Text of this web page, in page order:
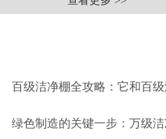
百级洁净棚全攻略：它和百
室到底有什么区别？
绿色制造的关键一步：万级洁